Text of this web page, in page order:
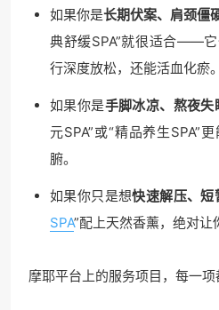
如果你是长期伏案、肩颈僵
典舒缓SPA”就很适合——
行深度放松，还能活血化瘀。
如果你是手脚冰凉、熬夜失
元SPA”或“精品养生SPA”
腑。
如果你只是想快速解压、短
SPA”配上天然香薰，绝对让
摩耶平台上的服务项目，每一项